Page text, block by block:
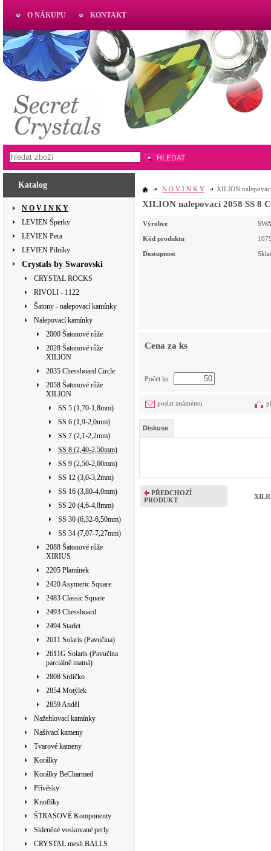
Katalog
N O V I N K Y
LEVIEN Šperky
LEVIEN Pera
LEVIEN Pilníky
Crystals by Swarovski
CRYSTAL ROCKS
RIVOLI - 1122
Šatony - nalepovací kamínky
Nalepovací kamínky
2000 Šatonové růže
2028 Šatonové růže
XILION
2035 Chessboard Circle
2058 Šatonové růže
XILION
SS 5 (1,70-1,8mm)
SS 6 (1,9-2,0mm)
SS 7 (2,1-2,2mm)
SS 8 (2,40-2,50mm)
SS 9 (2,50-2,60mm)
SS 12 (3,0-3,2mm)
SS 16 (3,80-4,0mm)
SS 20 (4,6-4,8mm)
SS 30 (6,32-6,50mm)
SS 34 (7,07-7,27mm)
2088 Šatonové růže
XIRIUS
2205 Plamínek
2420 Asymeric Square
2483 Classic Square
2493 Chessboard
2494 Starlet
2611 Solaris (Pavučina)
2611G Solaris (Pavučina
parciálně matná)
2808 Srdíčko
2854 Motýlek
2859 Anděl
Nažehlovací kamínky
Našívací kameny
Tvarové kameny
Korálky
Korálky BeCharmed
Přívěsky
Knoflíky
ŠTRASOVÉ Komponenty
Skleněné voskované perly
CRYSTAL mesh BALLS
N O V I N K Y XILION
Výrobce
Kód produktu
Dostupnost
Cena za ks
Počet ks
poslat známému
Diskuse
PŘEDCHOZÍ
PRODUKT
O NÁKUPU KONTAKT
AKTUAL
www.aktual-koralky.cz
HLEDAT